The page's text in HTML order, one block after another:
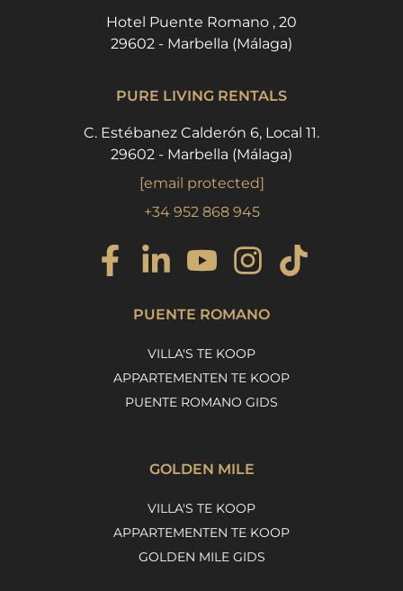
Hotel Puente Romano , 20
29602 - Marbella (Málaga)
PURE LIVING RENTALS
C. Estébanez Calderón 6, Local 11.
29602 - Marbella (Málaga)
[email protected]
+34 952 868 945
PUENTE ROMANO
VILLA'S TE KOOP
APPARTEMENTEN TE KOOP
PUENTE ROMANO GIDS
GOLDEN MILE
VILLA'S TE KOOP
APPARTEMENTEN TE KOOP
GOLDEN MILE GIDS